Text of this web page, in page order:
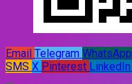
Email Telegram WhatsApp
SMS X Pinterest LinkedIn